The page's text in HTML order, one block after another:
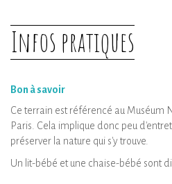
Infos pratiques
Bon à savoir
Ce terrain est référencé au Muséum
Paris. Cela implique donc peu
préserver la nature qui s'y trouve.
Un lit-bébé et une chaise-bébé sont